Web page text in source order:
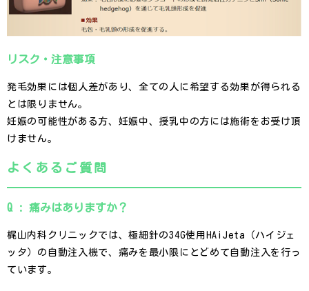
リスク・注意事項
発毛効果には個人差があり、全ての人に希望する効果が得られる
とは限りません。
妊娠の可能性がある方、妊娠中、授乳中の方には施術をお受け頂
けません。
よくあるご質問
Q : 痛みはありますか？
梶山内科クリニックでは、極細針の34G使用HAiJeta（ハイジェ
ッタ）の自動注入機で、痛みを最小限にとどめて自動注入を行っ
ています。